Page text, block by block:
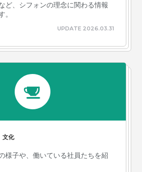
ど、シフォンの理念に関わる情報
。
UPDATE 2026.03.31
文化
様子や、働いている社員たちを紹